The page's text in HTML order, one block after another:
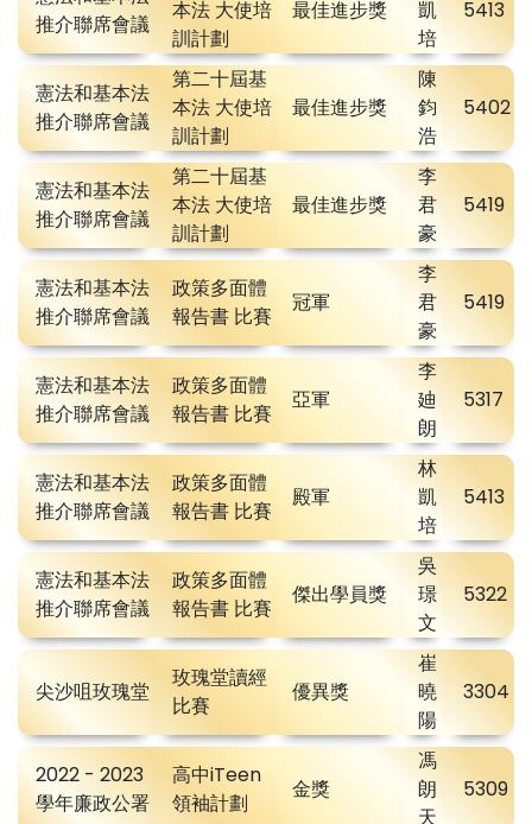
推介聯席會議
本法 大使培
訓計劃
最佳進步獎
凱
培
5413
憲法和基本法
推介聯席會議
第二十屆基
本法 大使培
訓計劃
最佳進步獎
陳
鈞
浩
5402
憲法和基本法
推介聯席會議
第二十屆基
本法 大使培
訓計劃
最佳進步獎
李
君
豪
5419
憲法和基本法
推介聯席會議
政策多面體
報告書 比賽
冠軍
李
君
豪
5419
憲法和基本法
推介聯席會議
政策多面體
報告書 比賽
亞軍
李
廸
朗
5317
憲法和基本法
推介聯席會議
政策多面體
報告書 比賽
殿軍
林
凱
培
5413
憲法和基本法
推介聯席會議
政策多面體
報告書 比賽
傑出學員獎
吳
璟
文
5322
尖沙咀玫瑰堂
玫瑰堂讀經
比賽
優異獎
崔
曉
陽
3304
2022 - 2023
學年廉政公署
高中iTeen
領袖計劃
金獎
馮
朗
天
5309